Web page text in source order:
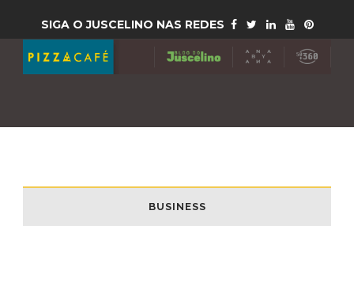
SIGA O JUSCELINO NAS REDES
BUSINESS